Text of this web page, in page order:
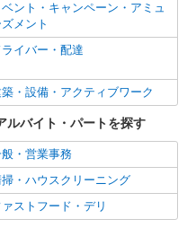
婦・主夫歓迎
不問
あり
イク通勤OK
ほぼなし
なし
保険あり
手当（家族・役職・インセン
ベント・キャンペーン・アミュ
メント
ライバー・配達
・設備・アクティブワーク
ルバイト・パートを探す
・営業事務
・ハウスクリーニング
ァストフード・デリ